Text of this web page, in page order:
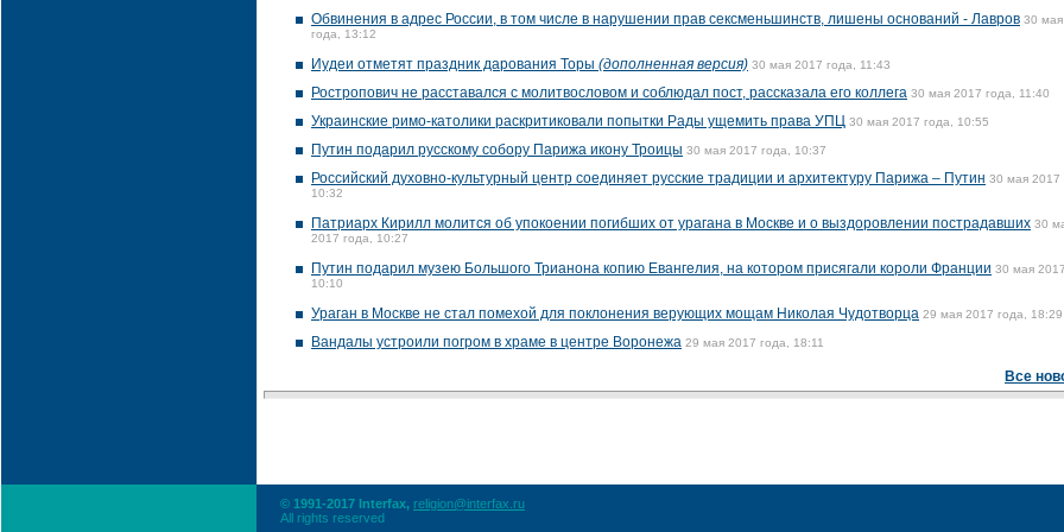
Обвинения в адрес России, в том числе в нарушении прав сексменьшинств, лишены оснований - Лавров 30
года, 13:12
Иудеи отметят праздник дарования Торы (дополненная версия) 30 мая 2017 года, 11:43
Ростропович не расставался с молитвословом и соблюдал пост, рассказала его коллега 30 мая 2017 года, 11:40
Украинские римо-католики раскритиковали попытки Рады ущемить права УПЦ 30 мая 2017 года, 10:55
Путин подарил русскому собору Парижа икону Троицы 30 мая 2017 года, 10:37
Российский духовно-культурный центр соединяет русские традиции и архитектуру Парижа – Путин 30 мая 2017
10:32
Патриарх Кирилл молится об упокоении погибших от урагана в Москве и о выздоровлении пострадавших 30
2017 года, 10:27
Путин подарил музею Большого Трианона копию Евангелия, на котором присягали короли Франции 30 мая 2017
10:10
Ураган в Москве не стал помехой для поклонения верующих мощам Николая Чудотворца 29 мая 2017 года, 18:29
Вандалы устроили погром в храме в центре Воронежа 29 мая 2017 года, 18:11
Все
© 1991-2017 Interfax, religion@interfax.ru
All rights reserved